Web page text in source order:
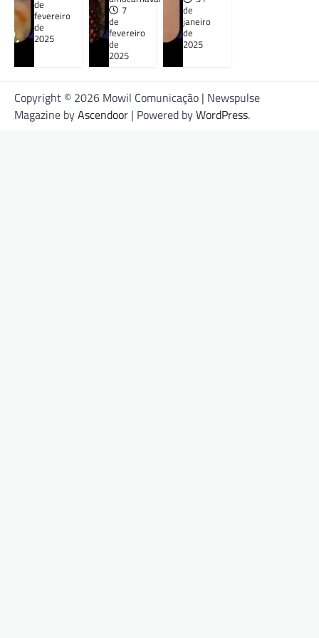
de
fevereiro
de
2025
7
de
fevereiro
de
2025
de
janeiro
de
2025
Copyright © 2026 Mowil Comunicação | Newspulse
Magazine byAscendoor | Powered byWordPress.